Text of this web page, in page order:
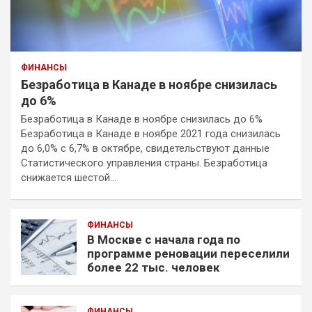
ФИНАНСЫ
Безработица в Канаде в ноябре снизилась
до 6%
Безработица в Канаде в ноябре снизилась до 6%
Безработица в Канаде в ноябре 2021 года снизилась
до 6,0% с 6,7% в октябре, свидетельствуют данные
Статистического управления страны. Безработица
снижается шестой…
ФИНАНСЫ
В Москве с начала года по
программе реновации переселили
более 22 тыс. человек